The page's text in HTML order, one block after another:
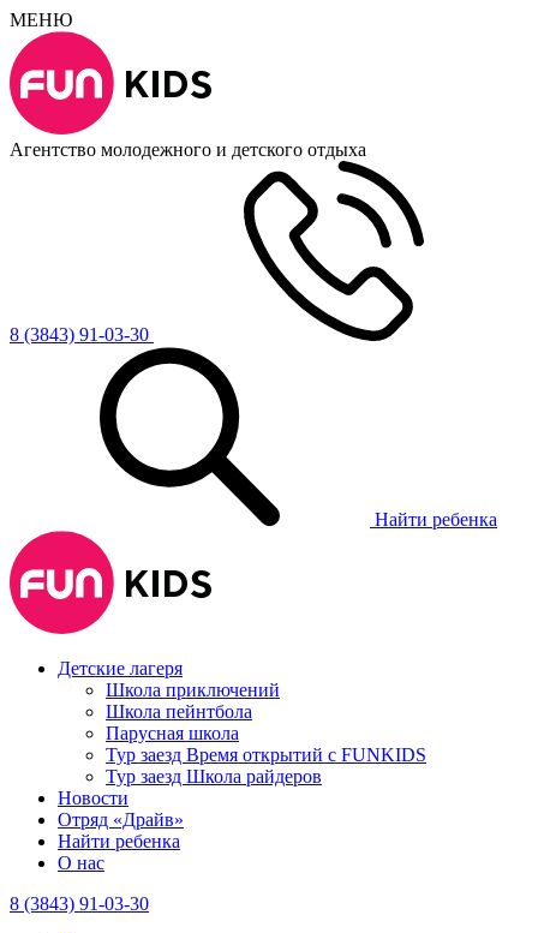
МЕНЮ
Агентство молодежного и детского отдыха
8 (3843) 91-03-30
Найти ребенка
Детские лагеря
Школа приключений
Школа пейнтбола
Парусная школа
Тур заезд Время открытий с FUNKIDS
Тур заезд Школа райдеров
Новости
Отряд «Драйв»
Найти ребенка
О нас
8 (3843) 91-03-30